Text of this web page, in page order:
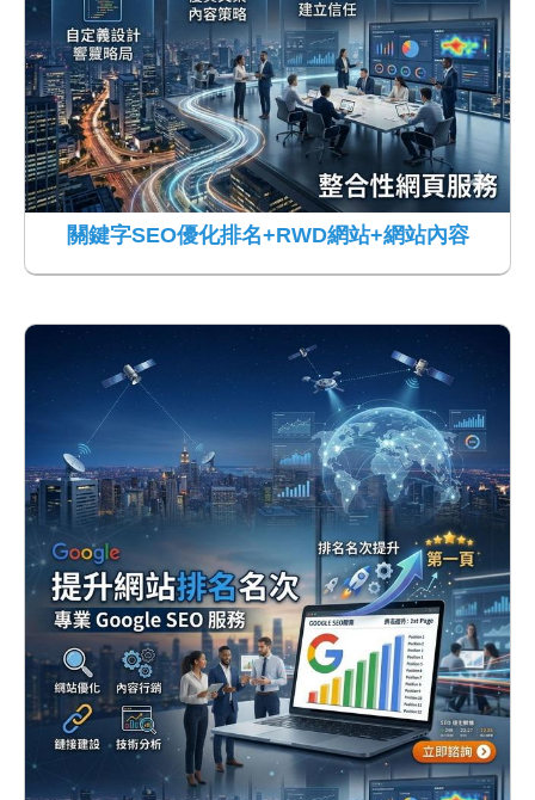
關鍵字SEO優化排名+RWD網站+網站內容